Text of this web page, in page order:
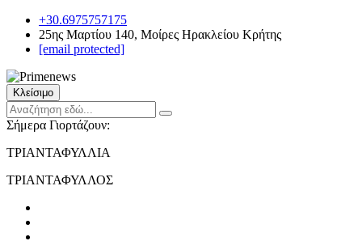
+30.6975757175
25ης Μαρτίου 140, Μοίρες Ηρακλείου Κρήτης
[email protected]
Κλείσιμο
Σήμερα Γιορτάζουν:
ΤΡΙΑΝΤΑΦΥΛΛΙΑ
ΤΡΙΑΝΤΑΦΥΛΛΟΣ